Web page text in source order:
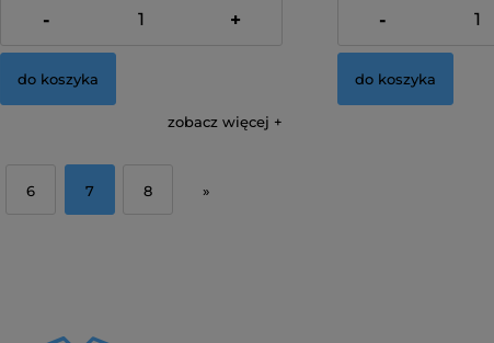
45,00 zł
- +
do koszyka
zobacz więcej
239,00 zł
-
do koszyka
6 7 8 »